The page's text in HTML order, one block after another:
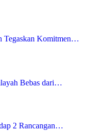
Tegaskan Komitmen…
Bebas dari…
2 Rancangan…